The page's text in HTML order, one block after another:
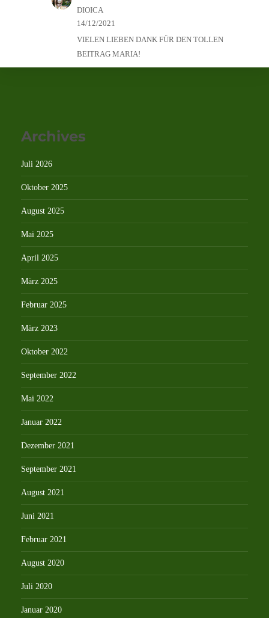
DIOICA
14/12/2021
VIELEN LIEBEN DANK FÜR DEN TOLLEN
BEITRAG MARIA!
Archives
Juli 2026
Oktober 2025
August 2025
Mai 2025
April 2025
März 2025
Februar 2025
März 2023
Oktober 2022
September 2022
Mai 2022
Januar 2022
Dezember 2021
September 2021
August 2021
Juni 2021
Februar 2021
August 2020
Juli 2020
Januar 2020